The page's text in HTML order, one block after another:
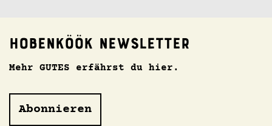
Hobenköök Newsletter
Mehr GUTES erfährst du hier.
Abonnieren